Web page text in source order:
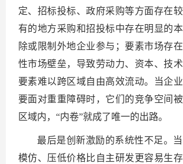
定、招标投标、政府采购等方面存在较
有的地方采购和招投标中存在明显的
除或限制外地企业参与；要素市场存
性市场壁垒，导致劳动力、资本、技
要素难以跨区域自由高效流动。当企
要面对重重障碍时，它们的竞争空间
区域内，“内卷”就成了唯一的出路。
最后是创新激励的系统性不足。
模仿、压低价格比自主研发更容易生